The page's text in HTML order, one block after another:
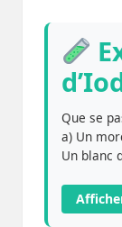
Que se
a) Un
Un blanc